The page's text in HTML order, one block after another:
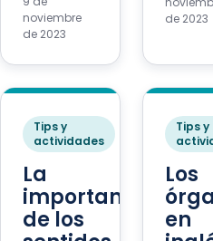
noviembre
de 2023
de 2023
Tips y
actividades
La
importancia
de los
Tips y
Los
en